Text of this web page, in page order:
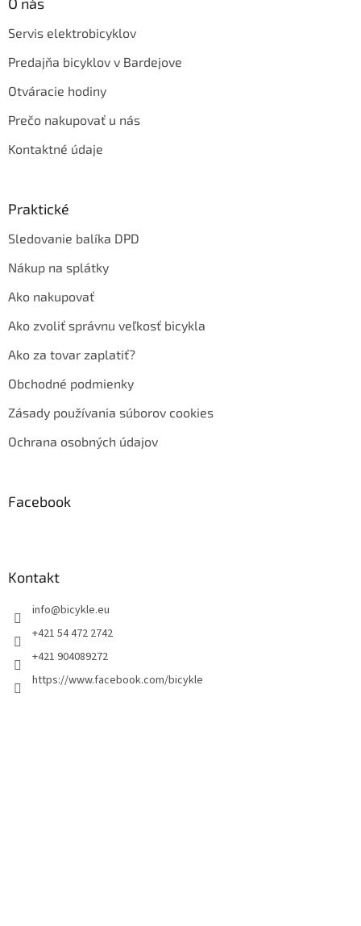
Servis elektrobicyklov
Predajňa bicyklov v Bardejove
Otváracie hodiny
Prečo nakupovať u nás
Kontaktné údaje
Praktické
Sledovanie balíka DPD
Nákup na splátky
Ako nakupovať
Ako zvoliť správnu veľkosť bicykla
Ako za tovar zaplatiť?
Obchodné podmienky
Zásady používania súborov cookies
Ochrana osobných údajov
Facebook
Kontakt
info@bicykle.eu
+421 54 472 2742
+421 904089272
https://www.facebook.com/bicykle